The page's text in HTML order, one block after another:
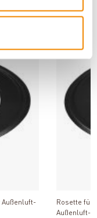
Außenluft-
Rosette für
Außenluft-